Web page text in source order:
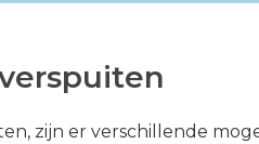
zijn er verschillende